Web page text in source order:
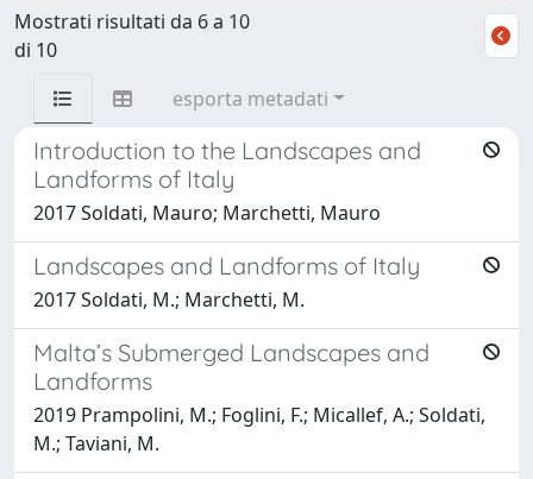
Mostrati risultati da 6 a 10
di 10
esporta metadati
Introduction to the Landscapes and
Landforms of Italy
2017 Soldati, Mauro; Marchetti, Mauro
Landscapes and Landforms of Italy
2017 Soldati, M.; Marchetti, M.
Malta’s Submerged Landscapes and
Landforms
2019 Prampolini, M.; Foglini, F.; Micallef, A.; Soldati,
M.; Taviani, M.